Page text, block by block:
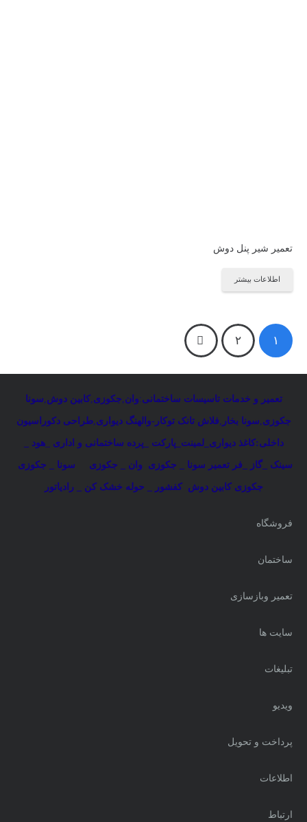
تعمیر شیر پنل دوش
اطلاعات بیشتر
راهبری
نوشته‌ها
۱ ۲
تعمیر و خدمات تاسیسات ساختمانی:وان جکوزی ,کابین دوش سونا
جکوزی سونا بخار فلاش تانک توکار-والهنگ دیواری ,طراحی دکوراسیون
داخلی:کاغذ دیواری_لمینت_پارکت _پرده ساختمانی و اداری _هود _
سینک _گاز _فر تعمیر سونا _ جکوزی وان _ جکوزی سونا _ جکوزی
جکوزی کابین دوش کفشور _ حوله خشک کن _ رادیاتور
فروشگاه
ساختمان
تعمیر وبازسازی
سایت ها
تبلیغات
ویدیو
پرداخت و تحویل
اطلاعات
ارتباط